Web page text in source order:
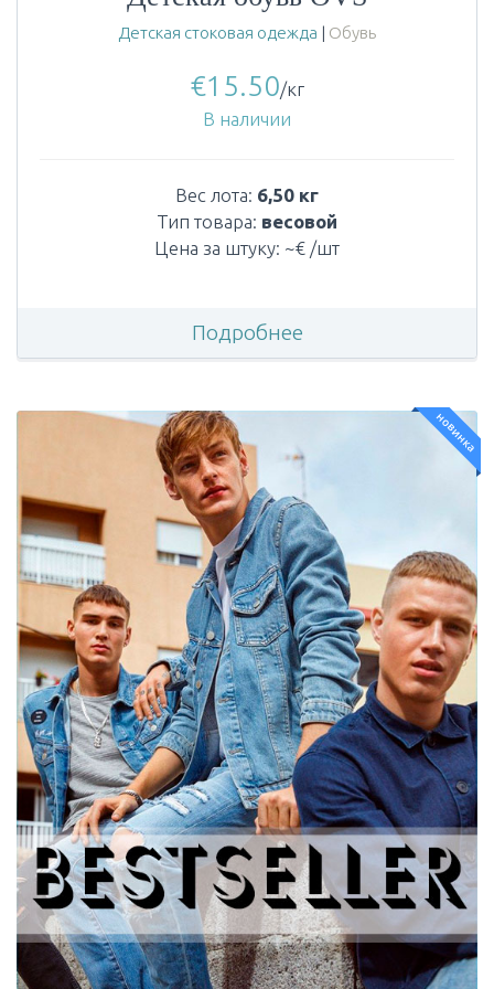
Детская стоковая одежда | Обувь
€15.50/кг
В наличии
Вес лота: 6,50 кг
Тип товара: весовой
Цена за штуку: ~€ /шт
Подробнее
новинка